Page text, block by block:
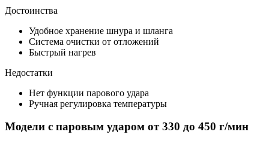
Достоинства
Удобное хранение шнура и шланга
Система очистки от отложений
Быстрый нагрев
Недостатки
Нет функции парового удара
Ручная регулировка температуры
Модели с паровым ударом от 330 до 450 г/мин